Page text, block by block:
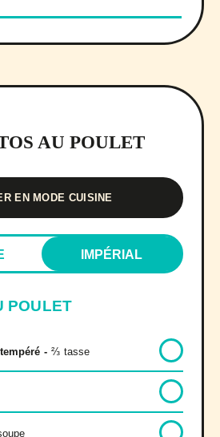
AU POULET
EN MODE CUISINE
IMPÉRIAL
POULET
- ⅔ tasse